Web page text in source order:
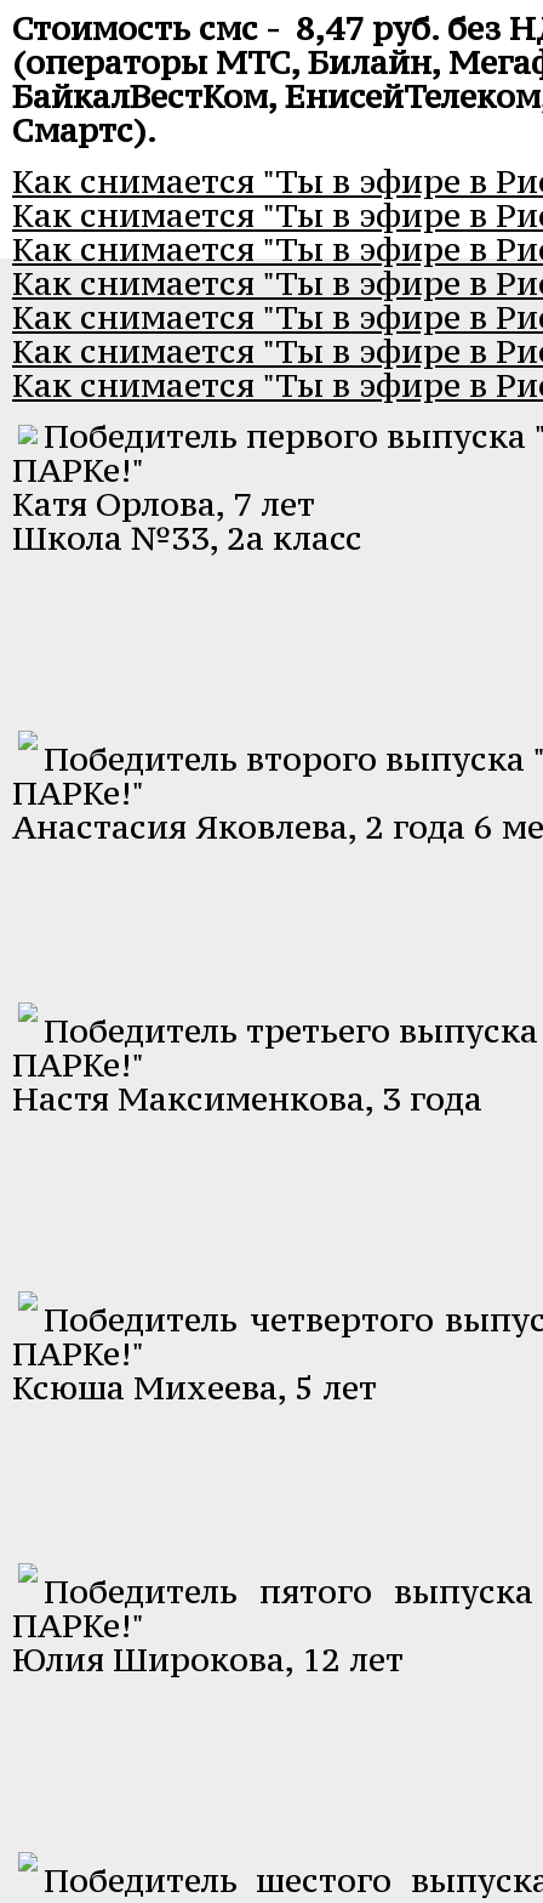
Стоимость смс - 8,47 руб. без
(операторы МТС, Билайн,
БайкалВестКом,
Смартс).
Как снимается "Ты в эфире в
Как снимается "Ты в эфире в
Как снимается "Ты в эфире в
Как снимается "Ты в эфире в
Как снимается "Ты в эфире в
Как снимается "Ты в эфире в
Как снимается "Ты в эфире в
Победитель первого
ПАРКе!"
Катя Орлова, 7 лет
Школа №33, 2а класс
Победитель второго
ПАРКе!"
Анастасия Яковлева, 2 года 6
Победитель третьего
ПАРКе!"
Настя Максименкова, 3 года
Победитель четвертого
ПАРКе!"
Ксюша Михеева, 5 лет
Победитель пятого
ПАРКе!"
Юлия Широкова, 12 лет
Победитель шестого